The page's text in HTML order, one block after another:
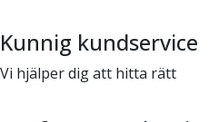
Kunnig kundservice
Vi hjälper dig att hitta rätt